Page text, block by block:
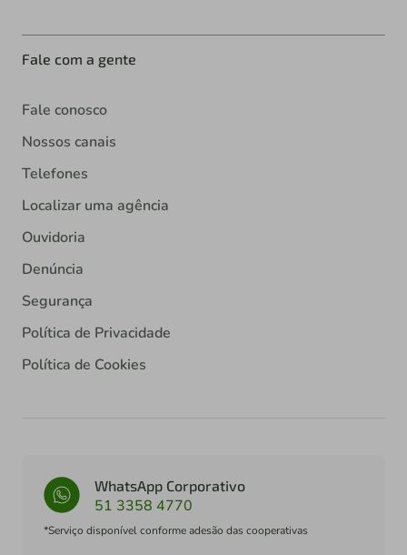
Fale com a gente
Fale conosco
Nossos canais
Telefones
Localizar uma agência
Ouvidoria
Denúncia
Segurança
Política de Privacidade
Política de Cookies
WhatsApp Corporativo
51 3358 4770
*Serviço disponível conforme adesão das cooperativas